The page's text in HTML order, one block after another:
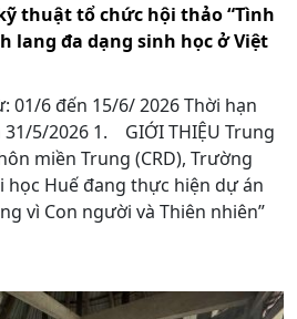
thuật tổ chức hội thảo “Tình
lang đa dạng sinh học ở Việt
01/6 đến 15/6/ 2026 Thời hạn
5/2026 1. GIỚI THIỆU Trung
miền Trung (CRD), Trường
học Huế đang thực hiện dự án
vì Con người và Thiên nhiên”